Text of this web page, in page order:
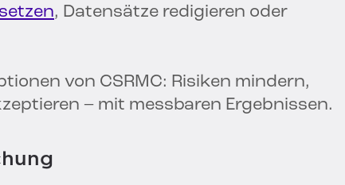
, Datensätze redigieren oder
von CSRMC: Risiken mindern,
– mit messbaren Ergebnissen.